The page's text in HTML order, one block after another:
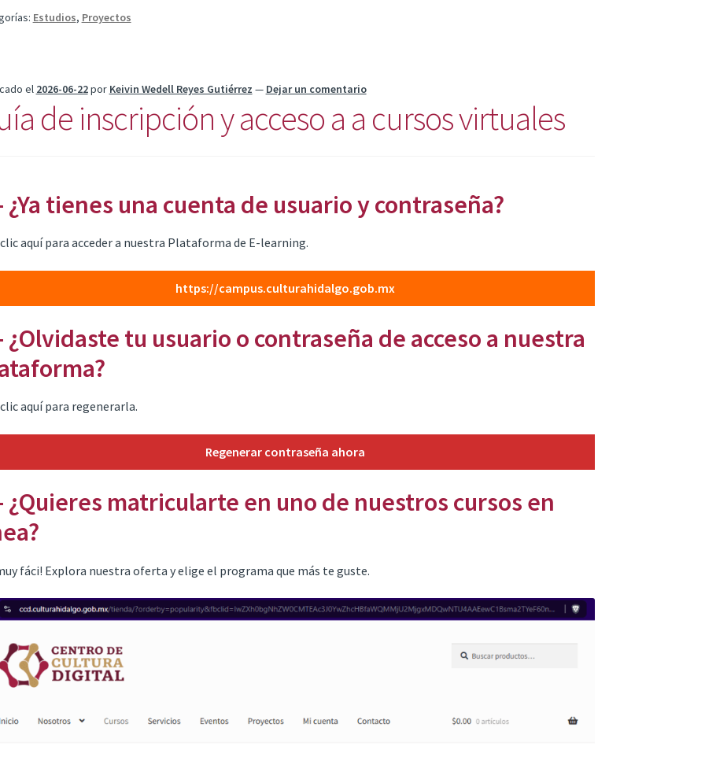
Estudios, Proyectos
el 2026-06-22por Keivin Wedell Reyes Gutiérrez — Dejar un comentario
de inscripción y acceso a a cursos virtuales
¿Ya tienes una cuenta de usuario y contraseña?
aquí para acceder a nuestra Plataforma de E-learning.
https://campus.culturahidalgo.gob.mx
¿Olvidaste tu usuario o contraseña de acceso a nuestra
aquí para regenerarla.
Regenerar contraseña ahora
¿Quieres matricularte en uno de nuestros cursos en
fáci! Explora nuestra oferta y elige el programa que más te guste.